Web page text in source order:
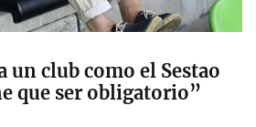
un club como el Sestao
que ser obligatorio”